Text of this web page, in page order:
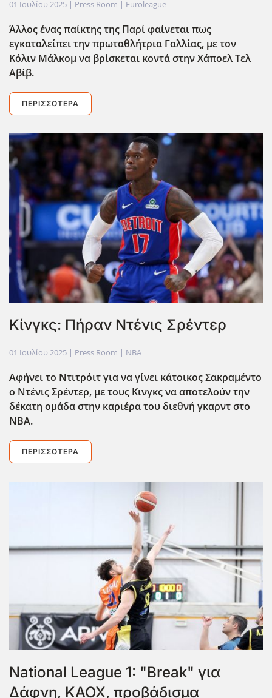
01 Ιουλίου 2025 | Press Room | Euroleague
Άλλος ένας παίκτης της Παρί φαίνεται πως
εγκαταλείπει την πρωταθλήτρια Γαλλίας, με τον
Κόλιν Μάλκομ να βρίσκεται κοντά στην Χάποελ Τελ
Αβίβ.
ΠΕΡΙΣΣΌΤΕΡΑ
Κίνγκς: Πήραν Ντένις Σρέντερ
01 Ιουλίου 2025 | Press Room | NBA
Αφήνει το Ντιτρόιτ για να γίνει κάτοικος Σακραμέντο
ο Ντένις Σρέντερ, με τους Κινγκς να αποτελούν την
δέκατη ομάδα στην καριέρα του διεθνή γκαρντ στο
ΝΒΑ.
ΠΕΡΙΣΣΌΤΕΡΑ
National League 1: "Break" για
Δάφνη, ΚΑΟΧ, προβάδισμα